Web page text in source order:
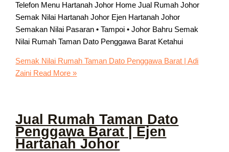
Telefon Menu Hartanah Johor Home Jual Rumah Johor
Semak Nilai Hartanah Johor Ejen Hartanah Johor
Semakan Nilai Pasaran • Tampoi • Johor Bahru Semak
Nilai Rumah Taman Dato Penggawa Barat Ketahui
Semak Nilai Rumah Taman Dato Penggawa Barat | Adi
Zaini Read More »
Jual Rumah Taman Dato
Penggawa Barat | Ejen
Hartanah Johor